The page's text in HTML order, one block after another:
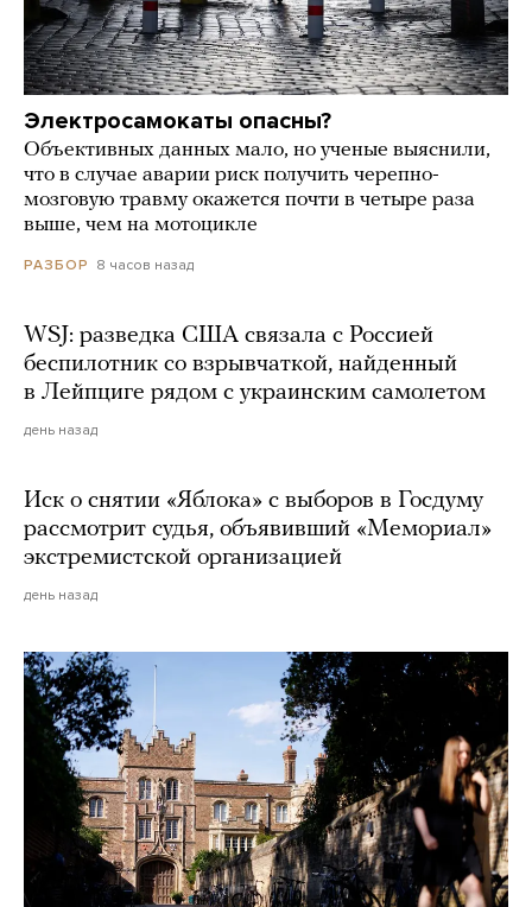
Электросамокаты опасны?
Объективных данных мало, но ученые выяснили,
что в случае аварии риск получить черепно-
мозговую травму окажется почти в четыре раза
выше, чем на мотоцикле
РАЗБОР 8 часов назад
WSJ: разведка США связала с Россией
беспилотник со взрывчаткой, найденный
в Лейпциге рядом с украинским самолетом
день назад
Иск о снятии «Яблока» с выборов в Госдуму
рассмотрит судья, объявивший «Мемориал»
экстремистской организацией
день назад